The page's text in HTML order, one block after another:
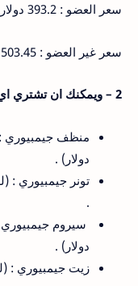
سعر العضو : 393.2 دولار .
سعر غير العضو : 503.45 دولار .
2 – ويمكنك ان تشتري اي منتج منها منفردا، واسعارها كالتالي :
دولار) .
.
دولار) .